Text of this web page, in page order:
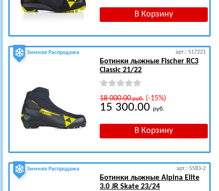
Зимняя Распродажа арт.: S17221
Ботинки лыжные Fischer RC3
Classic 21/22
18 000.00руб.(-15%)
15 300.00 руб.
Зимняя Распродажа арт.: 5583-2
Ботинки лыжные Alpina Elite
3.0 JR Skate 23/24